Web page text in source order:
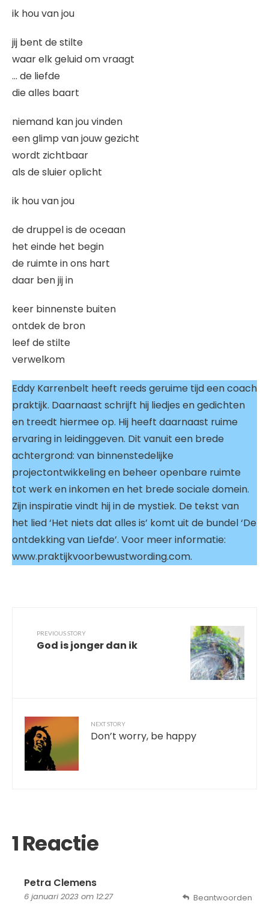
ik hou van jou
jij bent de stilte
waar elk geluid om vraagt
… de liefde
die alles baart
niemand kan jou vinden
een glimp van jouw gezicht
wordt zichtbaar
als de sluier oplicht
ik hou van jou
de druppel is de oceaan
het einde het begin
de ruimte in ons hart
daar ben jij in
keer binnenste buiten
ontdek de bron
leef de stilte
verwelkom
Eddy Karrenbelt heeft reeds geruime tijd een coach
praktijk. Daarnaast schrijft hij liedjes en gedichten
en treedt hiermee op. Hij heeft daarnaast ruime
ervaring in leidinggeven. Dit vanuit een brede
achtergrond: van binnenstedelijke
projectontwikkeling en beheer openbare ruimte
tot werk en inkomen en het brede sociale domein.
Zijn inspiratie vindt hij in de mystiek. De tekst van
het lied ‘Het niets dat alles is’ komt uit de bundel ‘De
ontdekking van Liefde’. Voor meer informatie:
www.praktijkvoorbewustwording.com.
PREVIOUS STORY
God is jonger dan ik
NEXT STORY
Don’t worry, be happy
1 Reactie
Petra Clemens
6 januari 2023 om 12:27 Beantwoorden